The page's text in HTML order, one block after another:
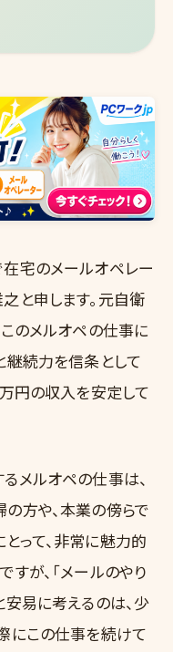
宅のメールオペレー
と申します。元自衛
のメルオペの仕事に
継続力を信条として
円の収入を安定して
メルオペの仕事は、
方や、本業の傍らで
って、非常に魅力的
が、「メールのやり
安易に考えるのは、少
にこの仕事を続けて